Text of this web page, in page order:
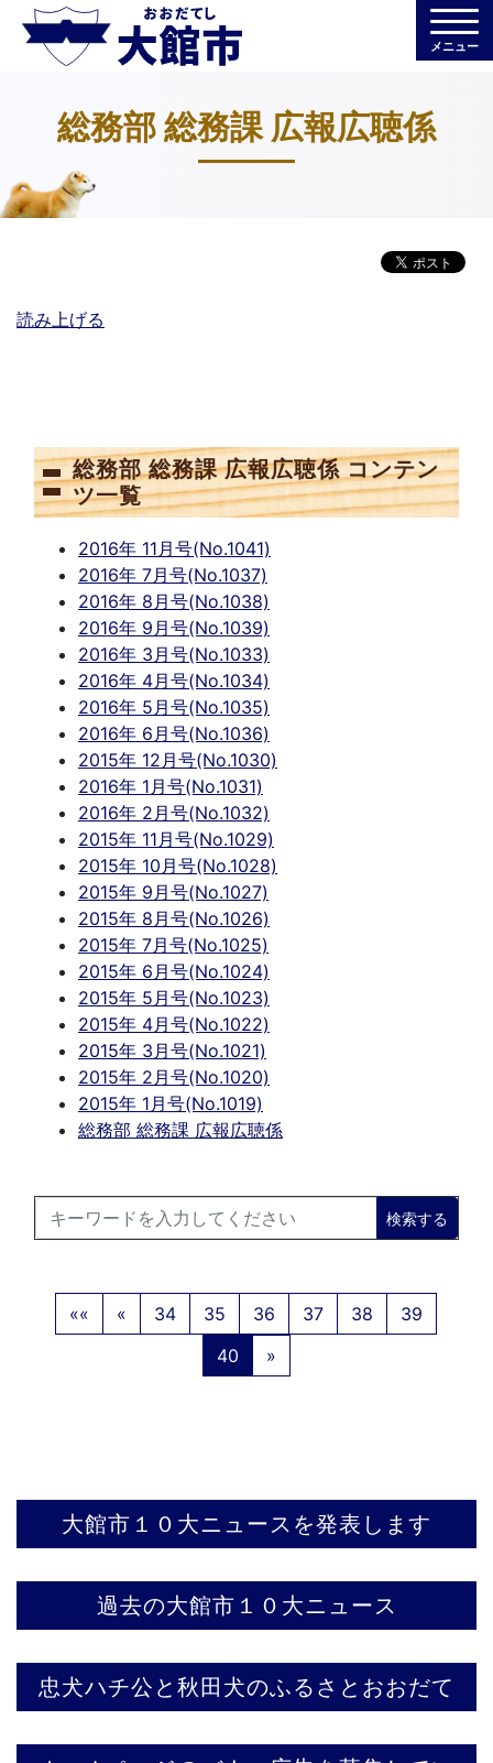
メニュー
総務部 総務課 広報広聴係
読み上げる
総務部 総務課 広報広聴係 コンテン
ツ一覧
2016年 11月号(No.1041)
2016年 7月号(No.1037)
2016年 8月号(No.1038)
2016年 9月号(No.1039)
2016年 3月号(No.1033)
2016年 4月号(No.1034)
2016年 5月号(No.1035)
2016年 6月号(No.1036)
2015年 12月号(No.1030)
2016年 1月号(No.1031)
2016年 2月号(No.1032)
2015年 11月号(No.1029)
2015年 10月号(No.1028)
2015年 9月号(No.1027)
2015年 8月号(No.1026)
2015年 7月号(No.1025)
2015年 6月号(No.1024)
2015年 5月号(No.1023)
2015年 4月号(No.1022)
2015年 3月号(No.1021)
2015年 2月号(No.1020)
2015年 1月号(No.1019)
総務部 総務課 広報広聴係
検索する
«« « 34 35 36 37 38
39
40
»
大館市１０大ニュースを発表します
過去の大館市１０大ニュース
忠犬ハチ公と秋田犬のふるさとおおだて